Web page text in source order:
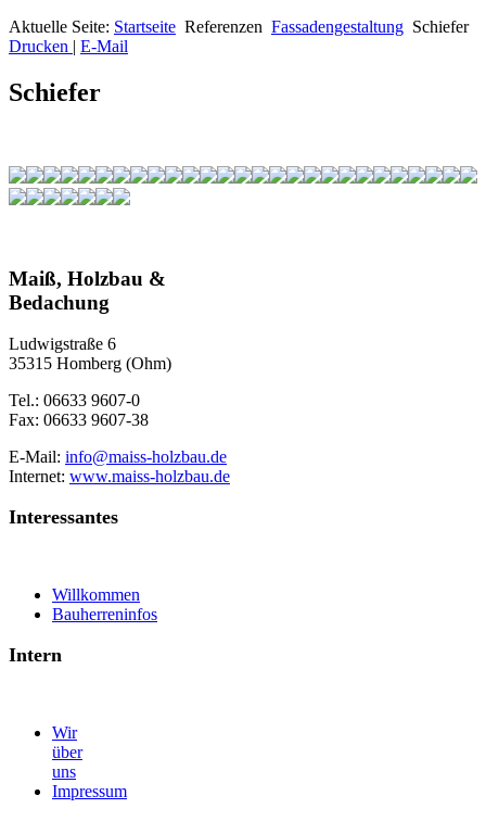
Aktuelle Seite: Startseite Referenzen Fassadengestaltung Schiefer
Drucken | E-Mail
Schiefer
Maiß, Holzbau &
Bedachung
Ludwigstraße 6
35315 Homberg (Ohm)
Tel.: 06633 9607-0
Fax: 06633 9607-38
E-Mail: info@maiss-holzbau.de
Internet: www.maiss-holzbau.de
Interessantes
Willkommen
Bauherreninfos
Intern
Wir
über
uns
Impressum